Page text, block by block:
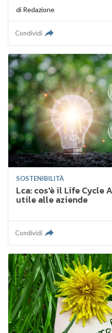
di Redazione
Condividi
SOSTENIBILITÀ
Lca: cos'è il Life Cycle
utile alle aziende
Condividi